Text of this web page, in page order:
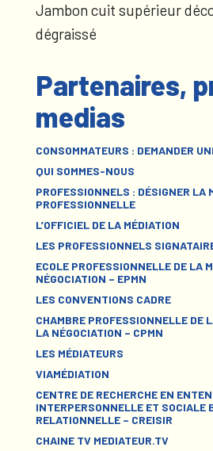
Jambon cuit supérieur
dégraissé
Partenaires,
medias
CONSOMMATEURS : DEMANDER
QUI SOMMES-NOUS
PROFESSIONNELS : DÉSIGNER LA
PROFESSIONNELLE
L’OFFICIEL DE LA MÉDIATION
LES PROFESSIONNELS
ECOLE PROFESSIONNELLE DE LA
NÉGOCIATION – EPMN
LES CONVENTIONS CADRE
CHAMBRE PROFESSIONNELLE DE
LA NÉGOCIATION – CPMN
LES MÉDIATEURS
VIAMÉDIATION
CENTRE DE RECHERCHE EN
INTERPERSONNELLE ET SOCIALE
RELATIONNELLE – CREISIR
CHAINE TV MEDIATEUR.TV